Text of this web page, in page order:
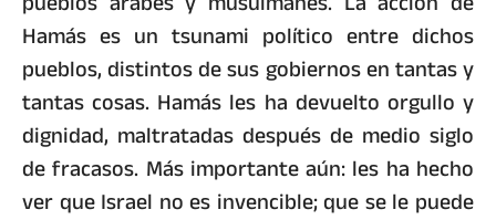
Hamás es un tsunami político entre dichos
pueblos, distintos de sus gobiernos en tantas y
tantas cosas. Hamás les ha devuelto orgullo y
dignidad, maltratadas después de medio siglo
de fracasos. Más importante aún: les ha hecho
ver que Israel no es invencible; que se le puede